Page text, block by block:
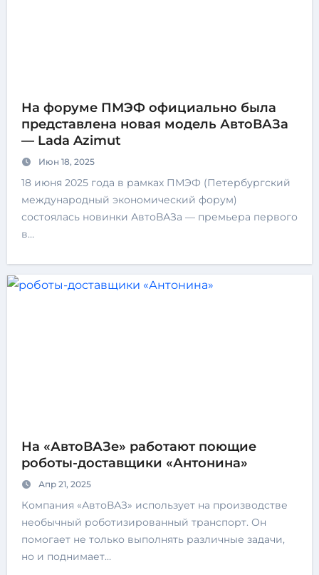
На форуме ПМЭФ официально была
представлена новая модель АвтоВАЗа
— Lada Azimut
Июн 18, 2025
18 июня 2025 года в рамках ПМЭФ (Петербургский
международный экономический форум)
состоялась новинки АвтоВАЗа — премьера первого
в…
На «АвтоВАЗе» работают поющие
роботы-доставщики «Антонина»
Апр 21, 2025
Компания «АвтоВАЗ» использует на производстве
необычный роботизированный транспорт. Он
помогает не только выполнять различные задачи,
но и поднимает…